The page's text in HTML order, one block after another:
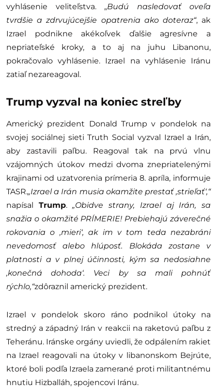
vyhlásenie veliteľstva. „Budú nasledovať oveľa
tvrdšie a zdrvujúcejšie opatrenia ako doteraz“, ak
Izrael podnikne akékoľvek ďalšie agresívne a
nepriateľské kroky, a to aj na juhu Libanonu,
pokračovalo vyhlásenie. Izrael na vyhlásenie Iránu
zatiaľ nezareagoval.
Trump vyzval na koniec streľby
Americký prezident Donald Trump v pondelok na
svojej sociálnej sieti Truth Social vyzval Izrael a Irán,
aby zastavili paľbu. Reagoval tak na prvú vlnu
vzájomných útokov medzi dvoma znepriatelenými
krajinami od uzatvorenia prímeria 8. apríla, informuje
TASR.„Izrael a Irán musia okamžite prestať ,strieľať‘,“
napísal Trump.„Obidve strany, Izrael aj Irán, sa
snažia o okamžité PRÍMERIE! Prebiehajú záverečné
rokovania o ,mieri‘, ak im v tom teda nezabráni
nevedomosť alebo hlúposť. Blokáda zostane v
platnosti a v plnej účinnosti, kým sa nedosiahne
,konečná dohoda‘. Veci by sa mali pohnúť
rýchlo,“zdôraznil americký prezident.
Izrael v pondelok skoro ráno podnikol útoky na
stredný a západný Irán v reakcii na raketovú paľbu z
Teheránu. Iránske orgány uviedli, že odpálením rakiet
na Izrael reagovali na útoky v libanonskom Bejrúte,
ktoré boli podľa Izraela zamerané proti militantnému
hnutiu Hizballáh, spojencovi Iránu.